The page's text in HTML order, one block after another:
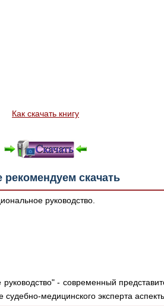
Как скачать книгу
рекомендуем скачать
руководство.
- современный
медицинского эксперта